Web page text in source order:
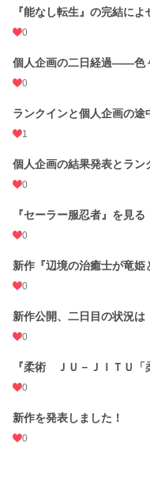
『能なし転生』の完結によ
0
個人企画の二日経過――色
0
ランクインと個人企画の途
1
個人企画の結果発表とラン
0
『セーラー服忍者』を見る
0
新作『辺境の治癒士が竜姫
0
新作公開、二日目の状況は
0
『柔術 ＪＵ－ＪＩＴＵ「
0
新作を発表しました！
0